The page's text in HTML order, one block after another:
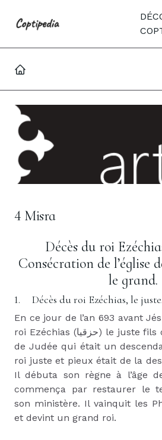
4 Misra
Décès du roi
Consécration de l’église
le grand.
1. Décès du roi Ezéchias, le juste.
En ce jour de l’an 693 avant
roi Ezéchias (حزقيا) le juste fils
de Judée qui était un
roi juste et pieux était de la
Il débuta son règne à l’âge
commença par restaurer le
son ministère. Il vainquit les
et devint un grand roi.